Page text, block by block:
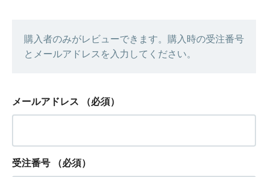
購入者のみがレビューできます。購入時の受注番号
とメールアドレスを入力してください。
メールアドレス （必須）
受注番号 （必須）